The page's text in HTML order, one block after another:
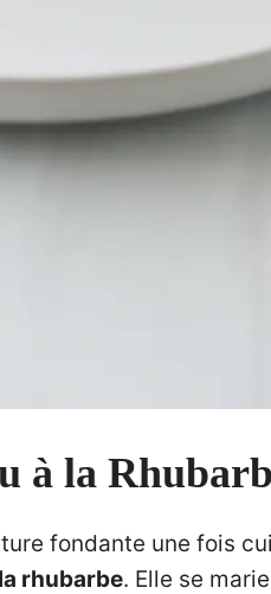
à la
fondante une fois
rhubarbe. Elle se